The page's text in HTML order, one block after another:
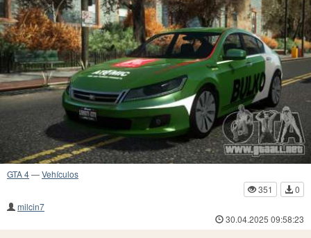
GTA 4—Vehículos
351
0
milcin7
30.04.2025 09:58:23